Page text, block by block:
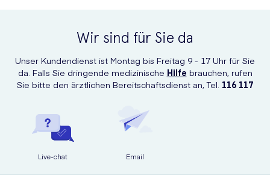
Carbamazepin
Barbiturate
Ciclosporin oder Tacrolimus
Schlafschwierigkeiten
Hautausschläge oder Juckreiz
Kopfschmerzen
Übelkeit
Schmerzhafte Gelenke
Verschlimmerung von Allergien
Sie können Celebrex (Celecoxib) online bei Deutsche Medz kaufen,
Wir sind für Sie da
Unser Kundendienst ist Montag bis Freitag 9 - 17 Uhr für Sie
da. Falls Sie dringende medizinische Hilfe brauchen, rufen
Sie bitte den ärztlichen Bereitschaftsdienst an, Tel. 116 117
Live-chat Email